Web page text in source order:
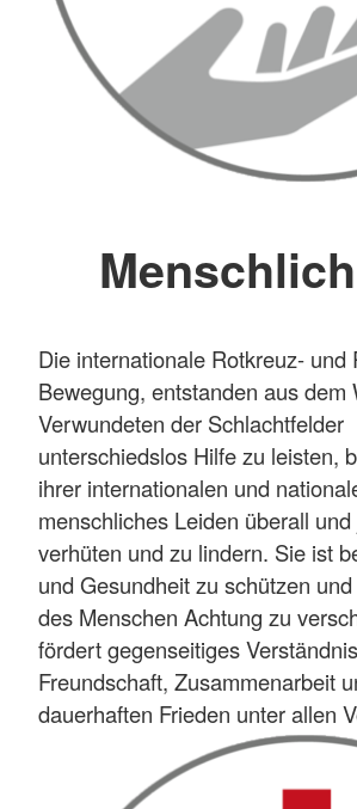
Die internationale Rotkreuz- und
Bewegung, entstanden aus dem
Verwundeten der Schlachtfelder
unterschiedslos Hilfe zu leisten,
ihrer internationalen und
menschliches Leiden überall
verhüten und zu lindern. Sie ist
und Gesundheit zu schützen
des Menschen Achtung zu
fördert gegenseitiges
Freundschaft, Zusammenarbeit
dauerhaften Frieden unter allen